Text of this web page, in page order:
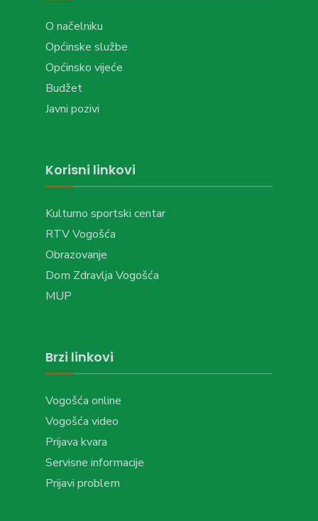
O načelniku
Općinske službe
Općinsko vijeće
Budžet
Javni pozivi
Korisni linkovi
Kulturno sportski centar
RTV Vogošća
Obrazovanje
Dom Zdravlja Vogošća
MUP
Brzi linkovi
Vogošća online
Vogošća video
Prijava kvara
Servisne informacije
Prijavi problem